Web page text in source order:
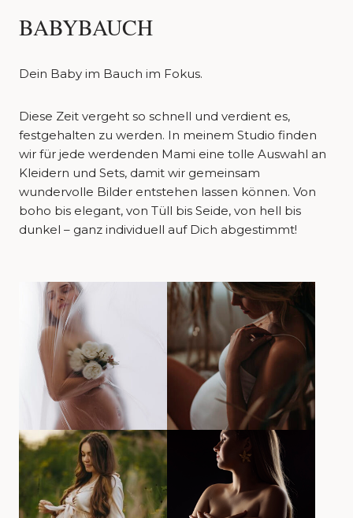
BABYBAUCH
Dein Baby im Bauch im Fokus.
Diese Zeit vergeht so schnell und verdient es,
festgehalten zu werden. In meinem Studio finden
wir für jede werdenden Mami eine tolle Auswahl an
Kleidern und Sets, damit wir gemeinsam
wundervolle Bilder entstehen lassen können. Von
boho bis elegant, von Tüll bis Seide, von hell bis
dunkel – ganz individuell auf Dich abgestimmt!